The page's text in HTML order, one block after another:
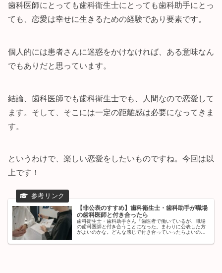
歯科医師にとっても歯科衛生士にとっても歯科助手にとっ
ても、恋愛は幸せに生きるための経験であり要素です。
個人的には患者さんに迷惑をかけなければ、ある意味なん
でもありだと思っています。
結論、歯科医師でも歯科衛生士でも、人間なので恋愛して
ます。そして、そこには一定の距離感は必要になってきま
す。
というわけで、楽しい恋愛をしたいものですね。今回は以
上です！
【非公表のすすめ】歯科衛生士・歯科助手が職場
の歯科医師と付き合ったら
歯科衛生士・歯科助手さん「歯医者で働いているが、職場
の歯科医師と付き合うことになった。まわりに公表した方
がよいのかな。どんな感じで付き合っていったらよいのだ
事の内容この記事を書いてい...